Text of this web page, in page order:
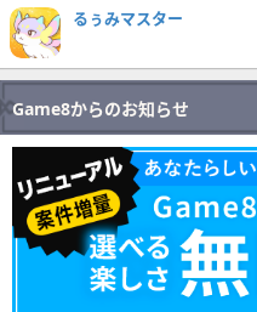
るぅみマスター
Game8からのお知らせ